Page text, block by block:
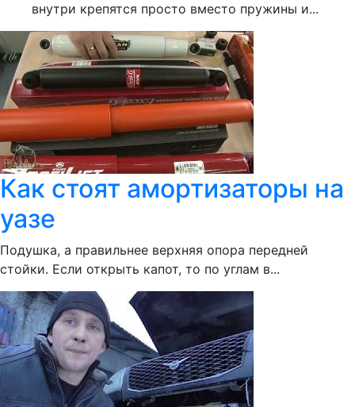
внутри крепятся просто вместо пружины и...
Как стоят амортизаторы на
уазе
Подушка, а правильнее верхняя опора передней
стойки. Если открыть капот, то по углам в...